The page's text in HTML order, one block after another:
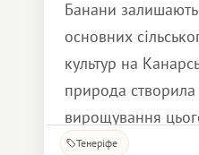
Банани
основних
культур на
природа
вирощування
фрукта.
Тенеріфе